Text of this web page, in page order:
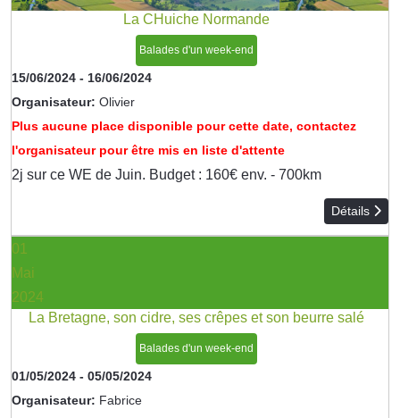
La CHuiche Normande
Balades d'un week-end
15/06/2024 - 16/06/2024
Organisateur: Olivier
Plus aucune place disponible pour cette date, contactez
l'organisateur pour être mis en liste d'attente
2j sur ce WE de Juin. Budget : 160€ env. - 700km
Détails
01
Mai
2024
La Bretagne, son cidre, ses crêpes et son beurre salé
Balades d'un week-end
01/05/2024 - 05/05/2024
Organisateur: Fabrice